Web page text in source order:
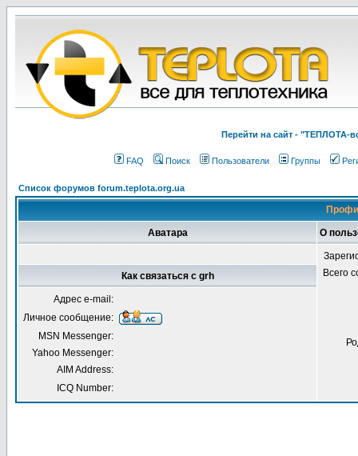
Перейти на cайт -
FAQ Поиск Пользователи Группы
Список форумов forum.teplota.org.ua
Аватара О
Всего
Как связаться с grh
Адрес e-mail:
Личное сообщение:
MSN Messenger:
Yahoo Messenger:
AIM Address:
ICQ Number: